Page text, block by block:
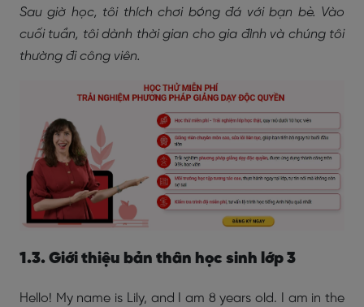
Sau giờ học, tôi thích chơi bóng đá với bạn bè. Vào
cuối tuần, tôi dành thời gian cho gia đình và chúng tôi
thường đi công viên.
1.3. Giới thiệu bản thân học sinh lớp 3
Hello! My name is Lily, and I am 8 years old. I am in the